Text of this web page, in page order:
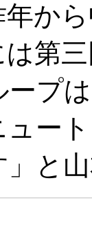
か
は第
プ
ー
と